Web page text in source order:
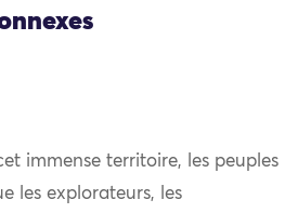
immense territoire, les peuples
les explorateurs, les